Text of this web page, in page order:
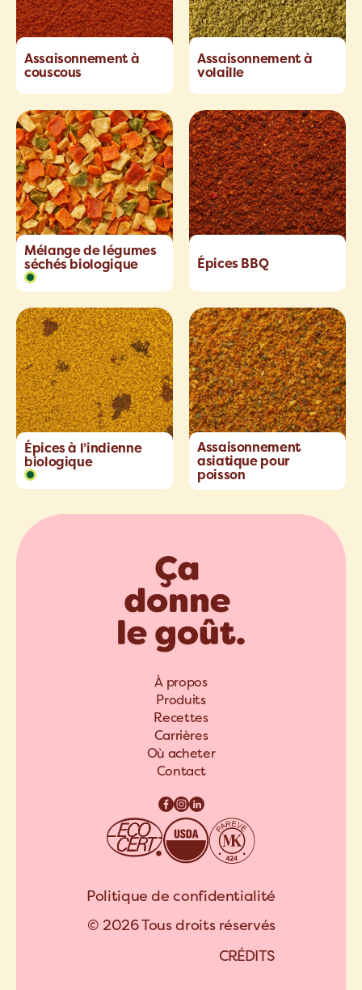
Assaisonnement à
couscous
Assaisonnement à
volaille
Mélange de légumes
séchés biologique
Épices BBQ
Épices à l’indienne
biologique
Assaisonnement
asiatique pour
poisson
À propos
Produits
Recettes
Carrières
Où acheter
Contact
Politique de confidentialité
© 2026 Tous droits réservés
CRÉDITS